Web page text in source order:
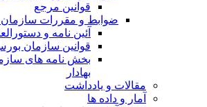
قوانين مرجع
ضوابط و مقررات سازمان
آئین نامه و
قوانین سازمان
بخش نامه های
بهادار
مقالات و یادداشت
آمار و داده ها